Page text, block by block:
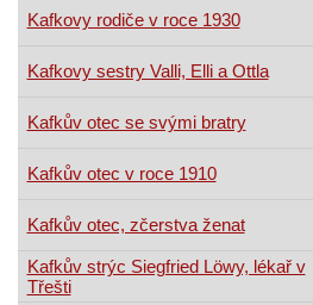
Kafkovy rodiče v roce 1930
Kafkovy sestry Valli, Elli a Ottla
Kafkův otec se svými bratry
Kafkův otec v roce 1910
Kafkův otec, zčerstva ženat
Kafkův strýc Siegfried Löwy, lékař v
Třešti